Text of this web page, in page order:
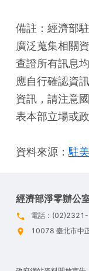
備註：經濟部
廣泛蒐集相關
查證所有訊息
應自行確認資
資訊，請注意
表本部立場或政
資料來源：駐
經濟部淨零辦公
電話：
10078 臺北市中